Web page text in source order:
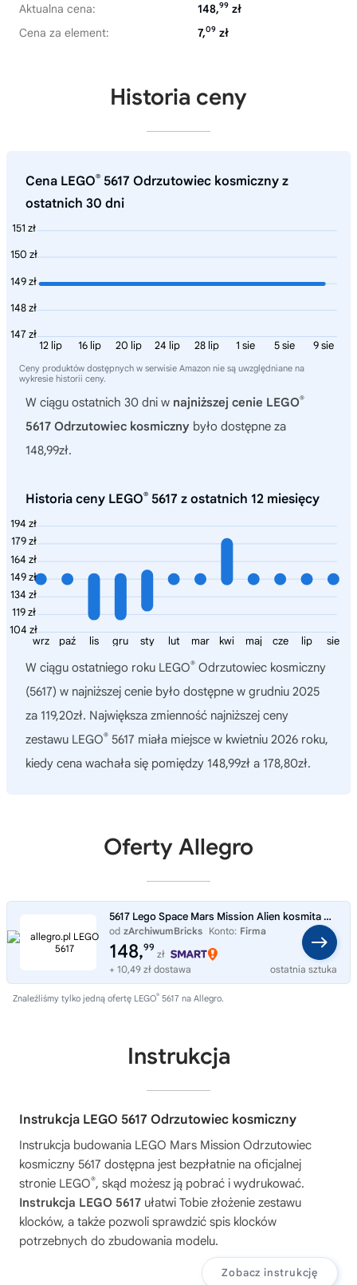
Aktualna cena:
148,99 zł
Cena za element:
7,09 zł
Historia ceny
Cena LEGO® 5617 Odrzutowiec kosmiczny z
ostatnich 30 dni
151 zł
150 zł
149 zł
148 zł
147 zł
9 sie
5 sie
1 sie
28 lip
24 lip
20 lip
16 lip
12 lip
Ceny produktów dostępnych w serwisie Amazon nie są uwzględniane na
wykresie historii ceny.
W ciągu ostatnich 30 dni w najniższej cenie LEGO®
5617 Odrzutowiec kosmiczny było dostępne za
148,99zł.
Historia ceny LEGO® 5617 z ostatnich 12 miesięcy
194 zł
179 zł
164 zł
149 zł
134 zł
119 zł
104 zł
sie
lip
cze
maj
kwi
mar
lut
sty
gru
lis
paź
wrz
W ciągu ostatniego roku LEGO® Odrzutowiec kosmiczny
(5617) w najniższej cenie było dostępne w grudniu 2025
za 119,20zł. Największa zmienność najniższej ceny
zestawu LEGO® 5617 miała miejsce w kwietniu 2026 roku,
kiedy cena wachała się pomiędzy 148,99zł a 178,80zł.
Oferty Allegro
5617 Lego Space Mars Mission Alien kosmita UFO minifigurka MISB 2008
od zArchiwumBricks Konto: Firma
148,99
zł
+ 10,49 zł dostawa
ostatnia sztuka
Znaleźliśmy tylko jedną ofertę LEGO® 5617 na Allegro.
Instrukcja
Instrukcja LEGO 5617 Odrzutowiec kosmiczny
Instrukcja budowania LEGO Mars Mission Odrzutowiec
kosmiczny 5617 dostępna jest bezpłatnie na oficjalnej
stronie LEGO®, skąd możesz ją pobrać i wydrukować.
Instrukcja LEGO 5617 ułatwi Tobie złożenie zestawu
klocków, a także pozwoli sprawdzić spis klocków
potrzebnych do zbudowania modelu.
Zobacz instrukcję